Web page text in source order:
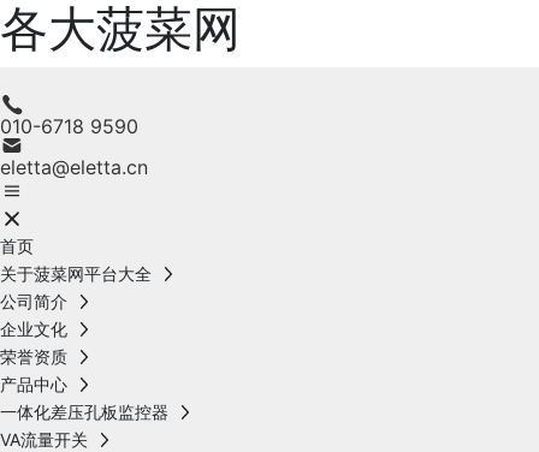
各大菠菜网
010-6718 9590
eletta@eletta.cn
首页
关于菠菜网平台大全
公司简介
企业文化
荣誉资质
产品中心
一体化差压孔板监控器
VA流量开关